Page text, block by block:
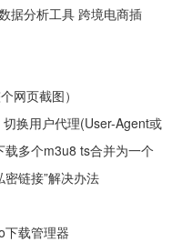
据分析工具 跨境电商插
网页截图）
换用户代理(User-Agent或
多个m3u8 ts合并为一个
链接”解决办法
载管理器